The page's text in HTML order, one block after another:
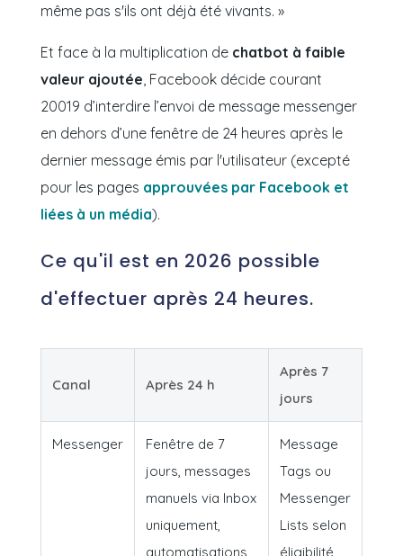
même pas s'ils ont déjà été vivants. »
Et face à la multiplication de chatbot à faible
valeur ajoutée , Facebook décide courant
20019 d’interdire l’envoi de message messenger
en dehors d’une fenêtre de 24 heures après le
dernier message émis par l'utilisateur (excepté
pour les pages approuvées par Facebook et
liées à un média).
Ce qu'il est en 2026 possible
d'effectuer après 24 heures.
Canal Après 24 h
Après 7
jours
Messenger
Fenêtre de 7
jours, messages
manuels via Inbox
uniquement,
automatisations
Message
Tags ou
Messenger
Lists selon
éligibilité